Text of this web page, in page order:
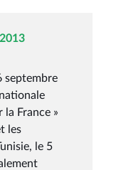
septembre
la France »
les
le 5